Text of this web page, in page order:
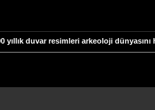
yıllık duvar resimleri arkeoloji dünyasını